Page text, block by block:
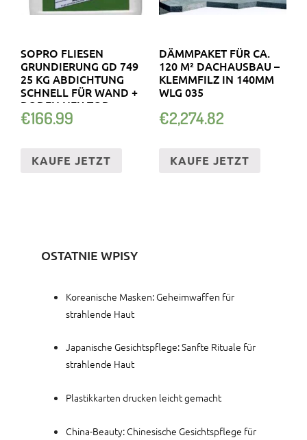
SOPRO FLIESEN
GRUNDIERUNG GD 749
25 KG ABDICHTUNG
SCHNELL FÜR WAND +
BODEN NEU TOP
€166.99
KAUFE JETZT
DÄMMPAKET FÜR CA.
120 M² DACHAUSBAU –
KLEMMFILZ IN 140MM
WLG 035
€2,274.82
KAUFE JETZT
OSTATNIE WPISY
Koreanische Masken: Geheimwaffen für
strahlende Haut
Japanische Gesichtspflege: Sanfte Rituale für
strahlende Haut
Plastikkarten drucken leicht gemacht
China-Beauty: Chinesische Gesichtspflege für